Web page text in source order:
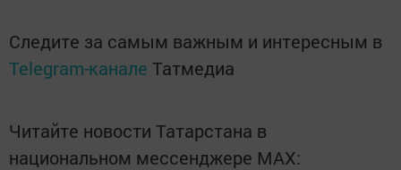
Следите за самым важным и интересным в
Telegram-канале Татмедиа
Читайте новости Татарстана в
национальном мессенджере MАХ: